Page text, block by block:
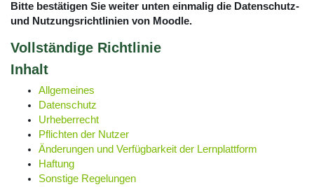
Bitte bestätigen Sie weiter unten einmalig die Datenschutz-
und Nutzungsrichtlinien von Moodle.
Vollständige Richtlinie
Inhalt
Allgemeines
Datenschutz
Urheberrecht
Pflichten der Nutzer
Änderungen und Verfügbarkeit der Lernplattform
Haftung
Sonstige Regelungen